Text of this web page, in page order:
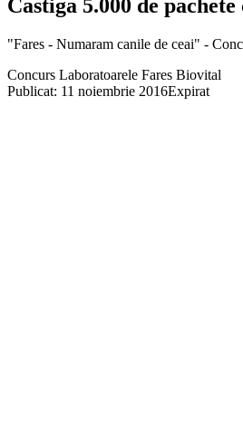
Castiga 5.000 de
"Fares - Numaram canile de ceai" -
Concurs Laboratoarele Fares Biovital
Publicat: 11 noiembrie 2016Expirat